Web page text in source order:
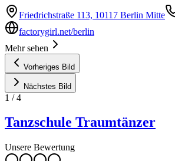
Friedrichstraße 113, 10117 Berlin Mitte
factorygirl.net/berlin
Mehr sehen
Vorheriges Bild
Nächstes Bild
1 /4
Tanzschule Traumtänzer
Unsere Bewertung